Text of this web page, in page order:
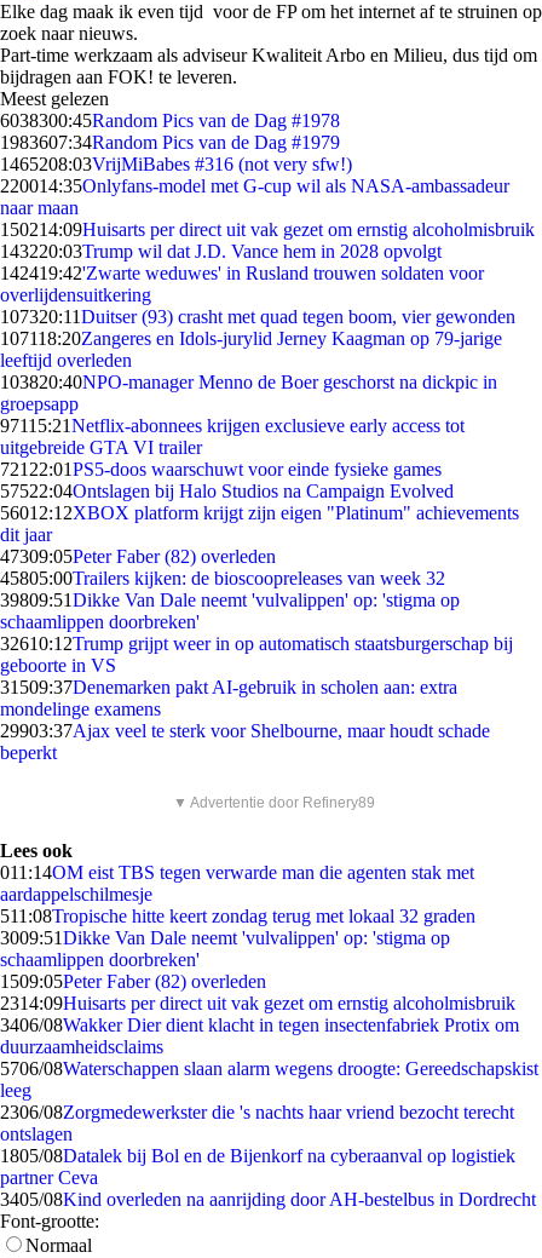
Elke dag maak ik even tijd voor de FP om het internet af te struinen op
zoek naar nieuws.
Part-time werkzaam als adviseur Kwaliteit Arbo en Milieu, dus tijd om
bijdragen aan FOK! te leveren.
Meest gelezen
6038300:45Random Pics van de Dag #1978
1983607:34Random Pics van de Dag #1979
1465208:03VrijMiBabes #316 (not very sfw!)
220014:35Onlyfans-model met G-cup wil als NASA-ambassadeur
naar maan
150214:09Huisarts per direct uit vak gezet om ernstig alcoholmisbruik
143220:03Trump wil dat J.D. Vance hem in 2028 opvolgt
142419:42'Zwarte weduwes' in Rusland trouwen soldaten voor
overlijdensuitkering
107320:11Duitser (93) crasht met quad tegen boom, vier gewonden
107118:20Zangeres en Idols-jurylid Jerney Kaagman op 79-jarige
leeftijd overleden
103820:40NPO-manager Menno de Boer geschorst na dickpic in
groepsapp
97115:21Netflix-abonnees krijgen exclusieve early access tot
uitgebreide GTA VI trailer
721 22:01PS5-doos waarschuwt voor einde fysieke games
57522:04Ontslagen bij Halo Studios na Campaign Evolved
56012:12XBOX platform krijgt zijn eigen "Platinum" achievements
dit jaar
47309:05Peter Faber (82) overleden
45805:00Trailers kijken: de bioscoopreleases van week 32
39809:51Dikke Van Dale neemt 'vulvalippen' op: 'stigma op
schaamlippen doorbreken'
32610:12Trump grijpt weer in op automatisch staatsburgerschap bij
geboorte in VS
31509:37Denemarken pakt AI-gebruik in scholen aan: extra
mondelinge examens
29903:37Ajax veel te sterk voor Shelbourne, maar houdt schade
beperkt
▼ Advertentie door Refinery89
Lees ook
011:14OM eist TBS tegen verwarde man die agenten stak met
aardappelschilmesje
511:08Tropische hitte keert zondag terug met lokaal 32 graden
3009:51Dikke Van Dale neemt 'vulvalippen' op: 'stigma op
schaamlippen doorbreken'
1509:05Peter Faber (82) overleden
2314:09Huisarts per direct uit vak gezet om ernstig alcoholmisbruik
3406/08Wakker Dier dient klacht in tegen insectenfabriek Protix om
duurzaamheidsclaims
5706/08Waterschappen slaan alarm wegens droogte: Gereedschapskist
leeg
2306/08Zorgmedewerkster die 's nachts haar vriend bezocht terecht
ontslagen
1805/08Datalek bij Bol en de Bijenkorf na cyberaanval op logistiek
partner Ceva
3405/08Kind overleden na aanrijding door AH-bestelbus in Dordrecht
Font-grootte:
Normaal